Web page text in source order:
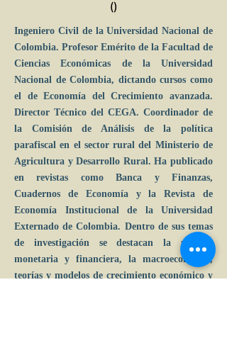
()
Ingeniero Civil de la Universidad Nacional de
Colombia. Profesor Emérito de la Facultad de
Ciencias Económicas de la Universidad
Nacional de Colombia, dictando cursos como
el de Economía del Crecimiento avanzada.
Director Técnico del CEGA. Coordinador de
la Comisión de Análisis de la política
parafiscal en el sector rural del Ministerio de
Agricultura y Desarrollo Rural. Ha publicado
en revistas como Banca y Finanzas,
Cuadernos de Economía y la Revista de
Economía Institucional de la Universidad
Externado de Colombia. Dentro de sus temas
de investigación se destacan la política
monetaria y financiera, la macroeconomía,
teorías y modelos de crecimiento económico y